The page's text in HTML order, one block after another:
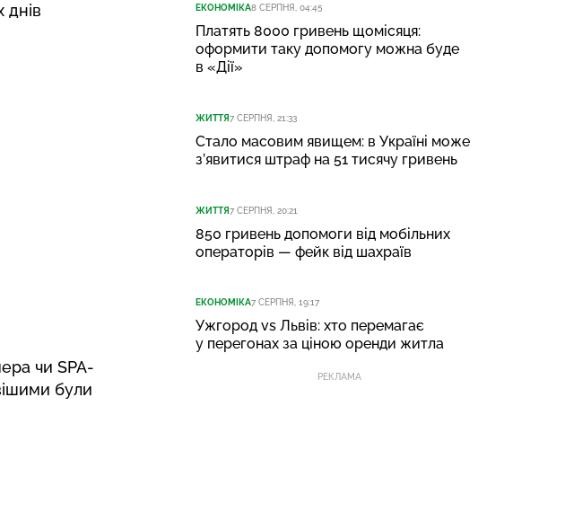
днів
чи SPA-
були
ЕКОНОМІКА8 СЕРПНЯ, 04:45
Платять 8000 гривень щомісяця:
оформити таку допомогу можна буде
в «Дії»
ЖИТТЯ7 СЕРПНЯ, 21:33
Стало масовим явищем: в Україні може
з’явитися штраф на 51 тисячу гривень
ЖИТТЯ7 СЕРПНЯ, 20:21
850 гривень допомоги від мобільних
операторів — фейк від шахраїв
ЕКОНОМІКА7 СЕРПНЯ, 19:17
Ужгород vs Львів: хто перемагає
у перегонах за ціною оренди житла
РЕКЛАМА